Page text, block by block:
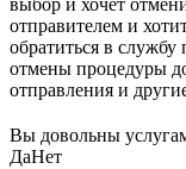
выбор и хочет
отправителем и
обратиться в
отмены процедуры
отправления и
Вы довольны
ДаНет